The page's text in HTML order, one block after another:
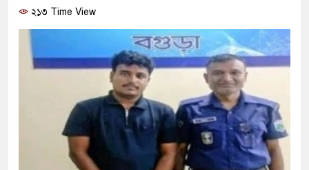
২১৩ Time View